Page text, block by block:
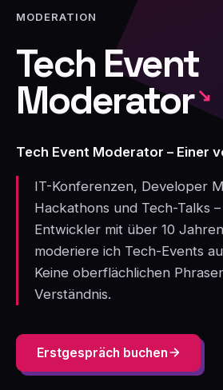
MODERATION
Tech Event
Moderator
Tech Event Moderator – Einer
IT-Konferenzen, Developer
Hackathons und Tech-Talks
Entwickler mit über 10
moderiere ich Tech-Events
Keine oberflächlichen
Verständnis.
Erstgespräch buchen